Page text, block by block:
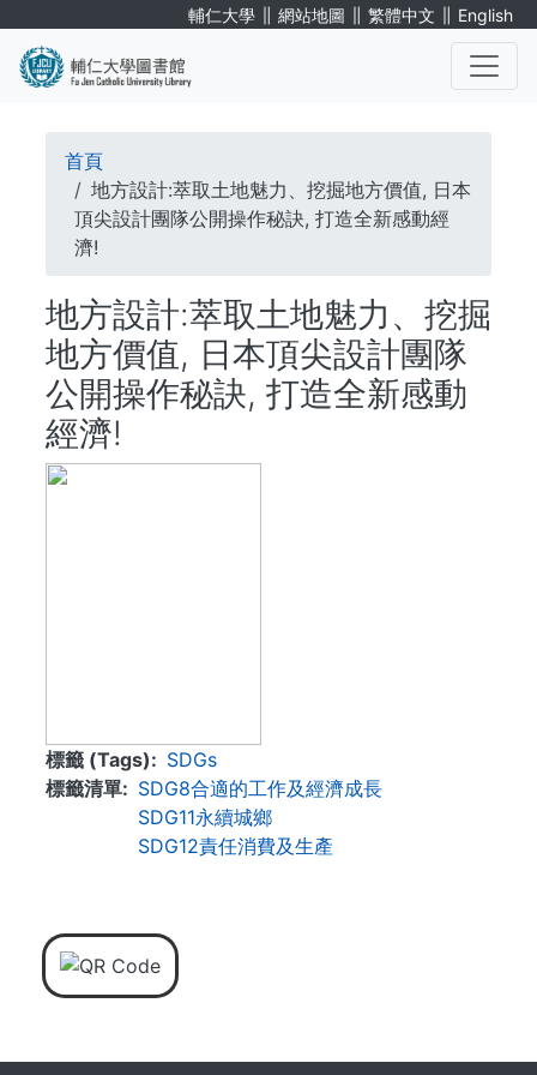
輔仁大學 ∥ 網站地圖 ∥ 繁體中文 ∥ English
導
航
連
結
首頁
地方設計:萃取土地魅力、挖掘地方價值, 日本
頂尖設計團隊公開操作秘訣, 打造全新感動經
濟!
地方設計:萃取土地魅力、挖掘
地方價值, 日本頂尖設計團隊
公開操作秘訣, 打造全新感動
經濟!
標籤 (Tags)
SDGs
標籤清單
SDG8合適的工作及經濟成長
SDG11永續城鄉
SDG12責任消費及生產